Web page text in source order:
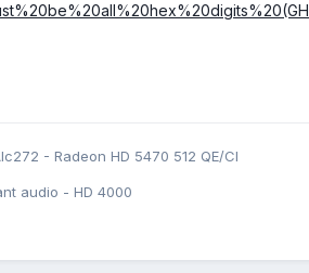
- Radeon HD 5470 512 QE/CI
audio - HD 4000